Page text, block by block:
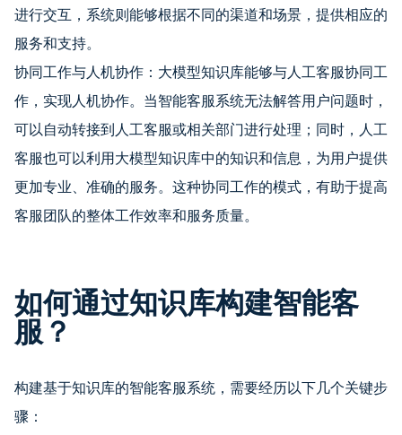
进行交互，系统则能够根据不同的渠道和场景，提供相应的
服务和支持。
协同工作与人机协作：大模型知识库能够与人工客服协同工
作，实现人机协作。当智能客服系统无法解答用户问题时，
可以自动转接到人工客服或相关部门进行处理；同时，人工
客服也可以利用大模型知识库中的知识和信息，为用户提供
更加专业、准确的服务。这种协同工作的模式，有助于提高
客服团队的整体工作效率和服务质量。
如何通过知识库构建智能客
服？
构建基于知识库的智能客服系统，需要经历以下几个关键步
骤：